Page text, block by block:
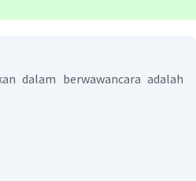
dalam berwawancara adalah